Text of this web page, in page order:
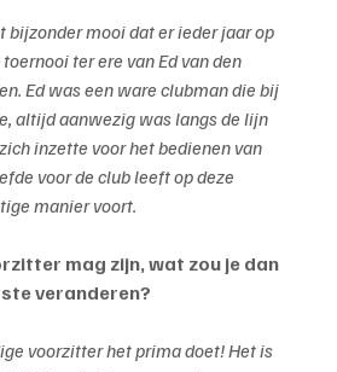
bijzonder mooi dat er ieder jaar op
ter ere van Ed van den
Ed was een ware clubman die bij
altijd aanwezig was langs de lijn
inzette voor het bedienen van
voor de club leeft op deze
manier voort.
mag zijn, wat zou je dan
veranderen?
voorzitter het prima doet! Het is